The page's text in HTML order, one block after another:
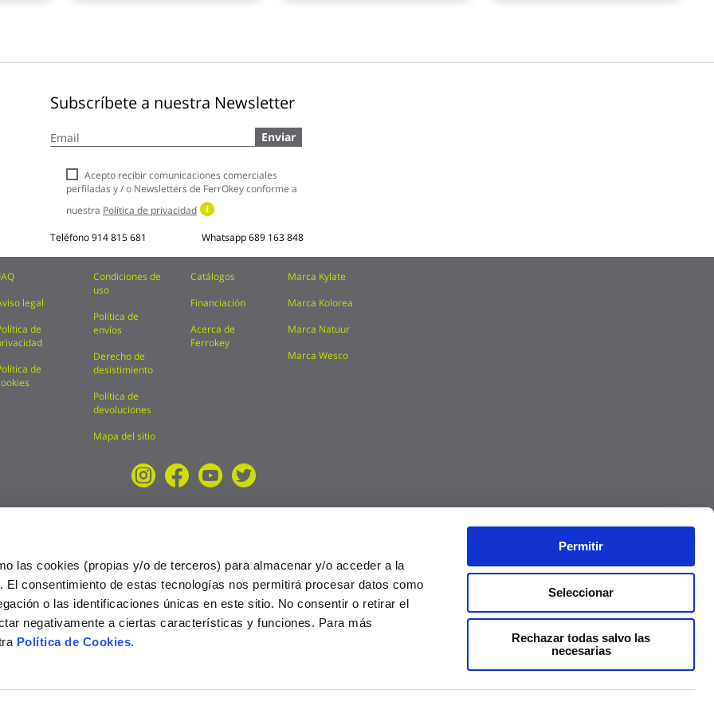
las cookies (propias y/o de terceros) para almacenar y/o acceder a la
El consentimiento de estas tecnologías nos permitirá procesar datos como
o las identificaciones únicas en este sitio. No consentir o retirar el
negativamente a ciertas características y funciones. Para más
Política de Cookies.
Permitir
Seleccionar
Rechazar todas salvo las
necesarias
Subscríbete a nuestra Newsletter
a
boletín
noticias:
Enviar
Acepto recibir comunicaciones comerciales
perfiladas y / o Newsletters de FerrOkey conforme a
nuestra Política de privacidad
Teléfono914 815 681 Whatsapp689 163 848
legal
de
de
Condiciones de
uso
Política de
envíos
Derecho de
desistimiento
Política de
devoluciones
Mapa del sitio
Catálogos
Financiación
Acerca de
Ferrokey
Marca Kylate
Marca Kolorea
Marca Natuur
Marca Wesco